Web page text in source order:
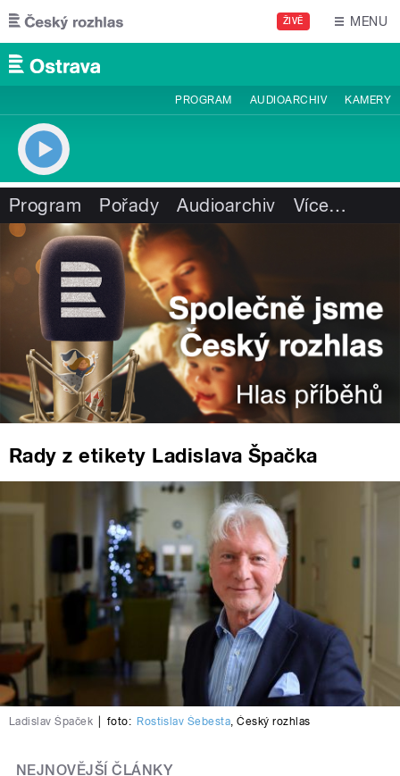
Přejít k hlavnímu obsahu
ŽIVĚ MENU
PROGRAM AUDIOARCHIV KAMERY
Program Pořady Audioarchiv Více…
Rady z etikety Ladislava Špačka
Ladislav Špaček foto: Rostislav Šebesta,Český rozhlas
NEJNOVĚJŠÍ ČLÁNKY